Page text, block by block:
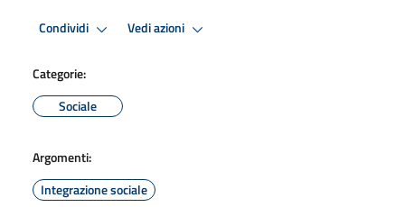
Condividi Vedi azioni
Categorie:
Sociale
Argomenti:
Integrazione sociale